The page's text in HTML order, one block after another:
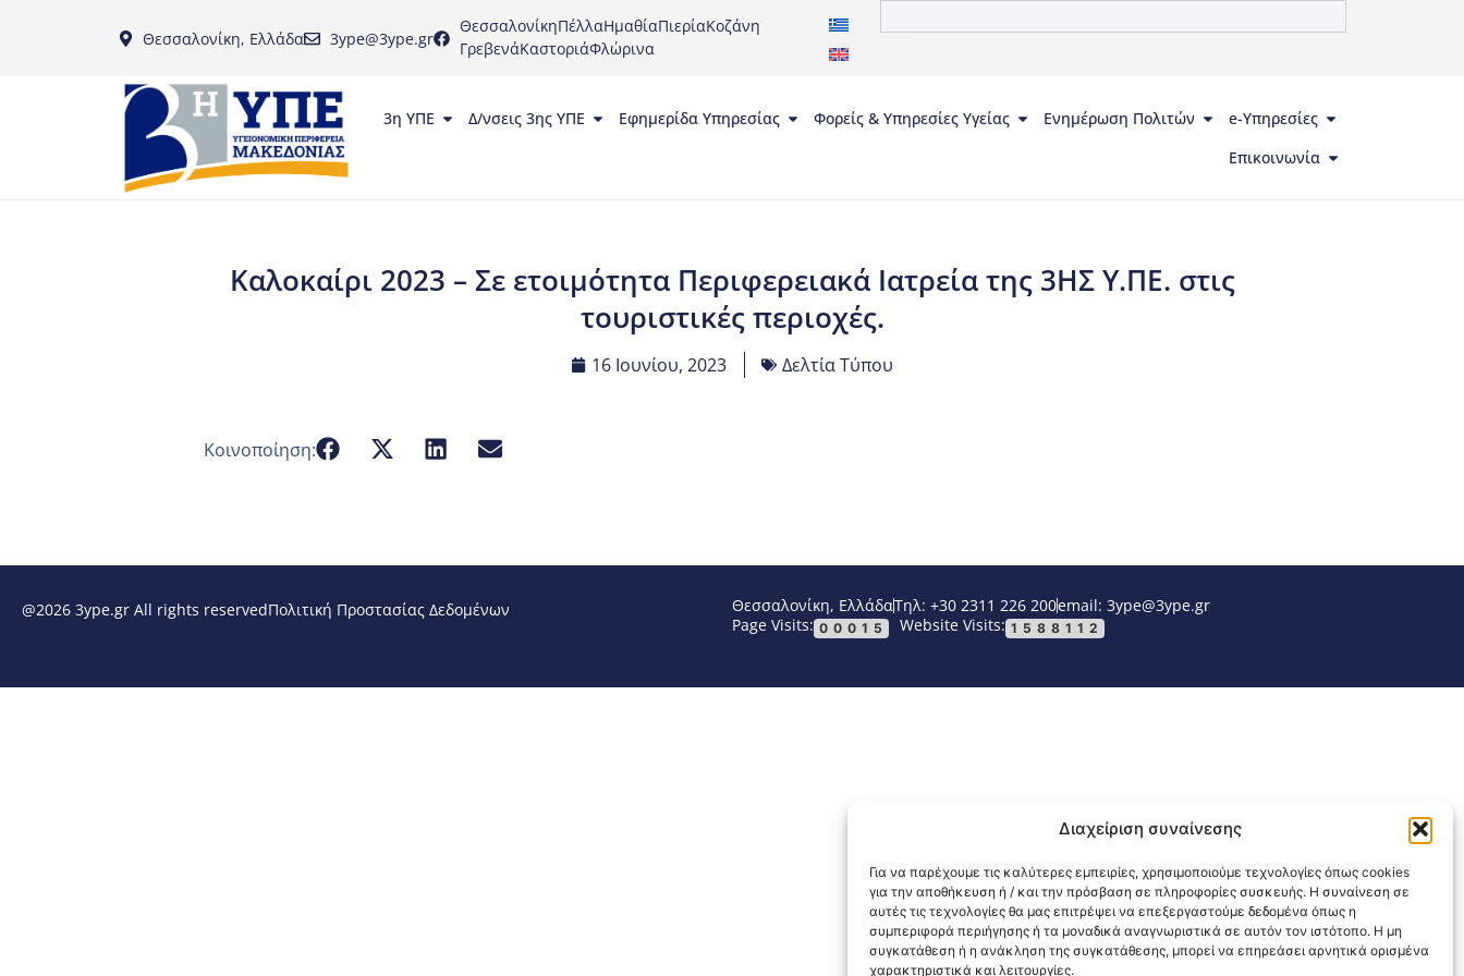
Διαχείριση συναίνεσης
Για να παρέχουμε τις καλύτερες εμπειρίες, χρησιμοποιούμε τεχνολογίες όπως cookies
για την αποθήκευση ή / και την πρόσβαση σε πληροφορίες συσκευής. Η συναίνεση σε
αυτές τις τεχνολογίες θα μας επιτρέψει να επεξεργαστούμε δεδομένα όπως η
συμπεριφορά περιήγησης ή τα μοναδικά αναγνωριστικά σε αυτόν τον ιστότοπο. Η μη
συγκατάθεση ή η ανάκληση της συγκατάθεσης, μπορεί να επηρεάσει αρνητικά ορισμένα
χαρακτηριστικά και λειτουργίες.
Θεσσαλονίκη, Ελλάδα 3ype@3ype.gr
ΘεσσαλονίκηΠέλλαΗμαθίαΠιερίαΚοζάνη
ΓρεβενάΚαστοριάΦλώρινα
3η ΥΠΕ Δ/νσεις 3ης ΥΠΕ Εφημερίδα Υπηρεσίας Φορείς & Υπηρεσίες Υγείας Ενημέρωση Πολιτών
e-Υπηρεσίες
Επικοινωνία
Καλοκαίρι 2023 – Σε ετοιμότητα Περιφερειακά Ιατρεία της 3ΗΣ Υ.ΠΕ. στις
τουριστικές περιοχές.
16 Ιουνίου, 2023 Δελτία Τύπου
Κοινοποίηση:
@2026 3ype.gr All rights reservedΠολιτική Προστασίας Δεδομένων Θεσσαλονίκη, ΕλλάδαΤηλ: +30 2311 226 200email: 3ype@3ype.gr
Page Visits: 00015 Website Visits: 1588112